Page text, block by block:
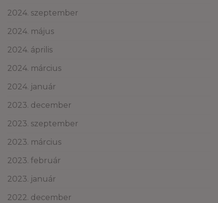
2024. szeptember
2024. május
2024. április
2024. március
2024. január
2023. december
2023. szeptember
2023. március
2023. február
2023. január
2022. december